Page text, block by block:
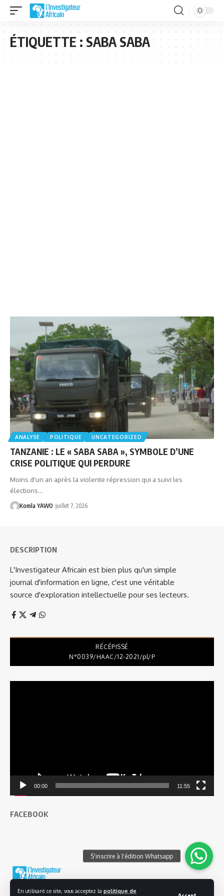
En utilisant ce site, vous acceptez la politique de
ÉTIQUETTE :SABA SABA
ANALYSE POLITIQUE UNCATEGORIZED
TANZANIE : LE « SABA SABA », SYMBOLE D’UNE
CRISE POLITIQUE QUI PERDURE
Moins d'un an après la violente répression qui a suivi les
élections…
Komla YAWO juillet 7, 2026
DESCRIPTION
L'Investigateur Africain est bien plus qu'un simple
journal d'information en ligne, c'est une véritable
source d'exploration intellectuelle pour ses lecteurs.
RÉCÉPISSÉ
N°0039/HAAC/12-2021/pl/P
00:00 11:55
FACEBOOK